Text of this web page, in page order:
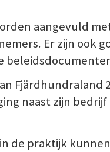
aangevuld
Er zijn ook
Fjärdhundraland
naast zijn
de praktijk